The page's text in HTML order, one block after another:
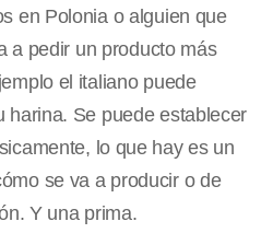
en Polonia o alguien que
a pedir un producto más
el italiano puede
harina. Se puede establecer
lo que hay es un
se va a producir o de
Y una prima.